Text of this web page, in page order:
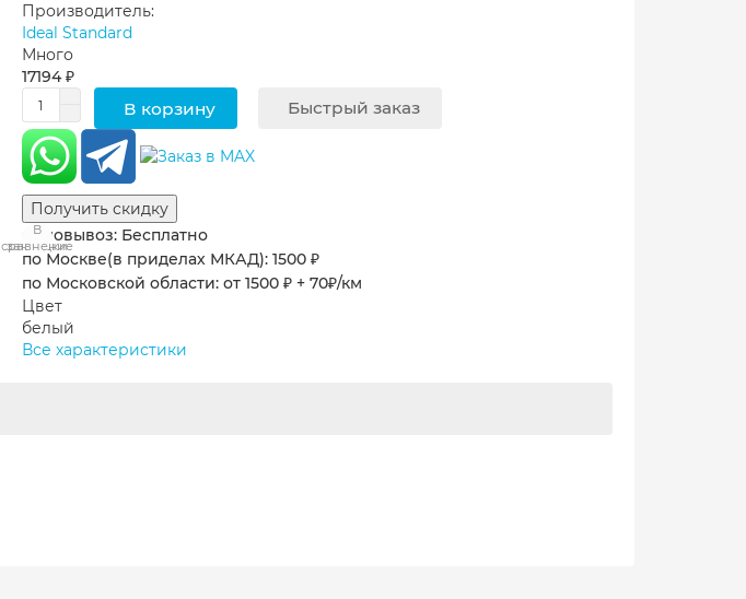
Производитель:
Ideal Standard
Много
17194 ₽
В корзину Быстрый заказ
Получить скидку
В
закладки
В
сравнение
Самовывоз: Бесплатно
по Москве(в приделах МКАД): 1500 ₽
по Московской области: от 1500 ₽ + 70₽/км
Цвет
белый
Все характеристики